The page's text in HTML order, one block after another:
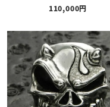
110,000